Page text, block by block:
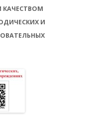
КАЧЕСТВОМ
И